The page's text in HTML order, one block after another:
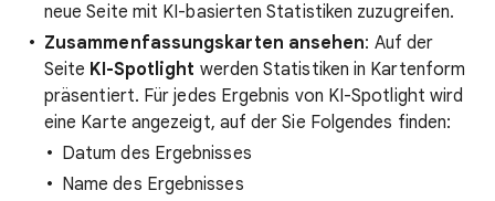
neue Seite mit KI-basierten Statistiken zuzugreifen.
Zusammenfassungskarten ansehen: Auf der
Seite KI-Spotlight werden Statistiken in Kartenform
präsentiert. Für jedes Ergebnis von KI-Spotlight wird
eine Karte angezeigt, auf der Sie Folgendes finden:
Datum des Ergebnisses
Name des Ergebnisses